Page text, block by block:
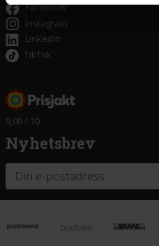
Facebook
Instagram
LinkedIn
TikTok
9,00 / 10
Nyhetsbrev